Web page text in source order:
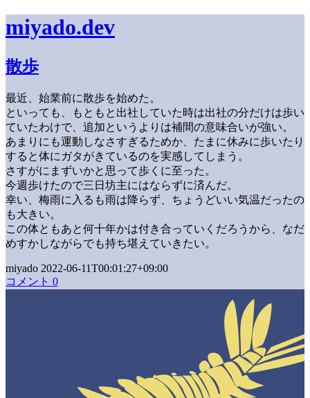
miyado.dev
散歩
最近、始業前に散歩を始めた。
といっても、もともと出社していた時は出社の分だけは歩い
ていたわけで、追加というよりは補間の意味合いが強い。
あまりにも運動しなさすぎるためか、たまに休みに歩いたり
すると体にガタがきているのを実感してしまう。
さすがにまずいかと思って歩くに至った。
今週歩けたので三日坊主にはならずに済んだ。
幸い、梅雨に入るも雨は降らず、ちょうどいい気温だったの
も大きい。
この体ともあと何十年かは付き合っていくだろうから、なだ
めすかしながらでも持ち堪えていきたい。
miyado 2022-06-11T00:01:27+09:00
コメント 0